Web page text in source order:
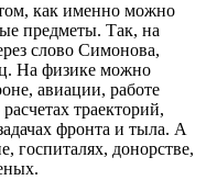
как именно можно
предметы. Так, на
слово Симонова,
На физике можно
авиации, работе
траекторий,
фронта и тыла. А
госпиталях, донорстве,